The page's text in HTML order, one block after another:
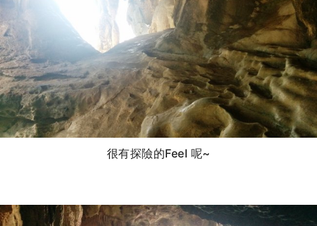
很有探險的Feel 呢~